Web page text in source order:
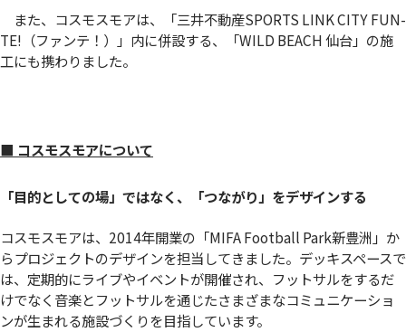
また、コスモスモアは、「三井不動産SPORTS LINK CITY FUN-
TE!（ファンテ！）」内に併設する、「WILD BEACH 仙台」の施
工にも携わりました。
■ コスモスモアについて
「目的としての場」ではなく、「つながり」をデザインする
コスモスモアは、2014年開業の「MIFA Football Park新豊洲」か
らプロジェクトのデザインを担当してきました。デッキスペースで
は、定期的にライブやイベントが開催され、フットサルをするだ
けでなく音楽とフットサルを通じたさまざまなコミュニケーショ
ンが生まれる施設づくりを目指しています。